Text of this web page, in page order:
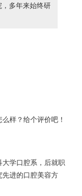
多年来始终研
么样？给个评价吧！
学口腔系，后就职
先进的口腔美容方